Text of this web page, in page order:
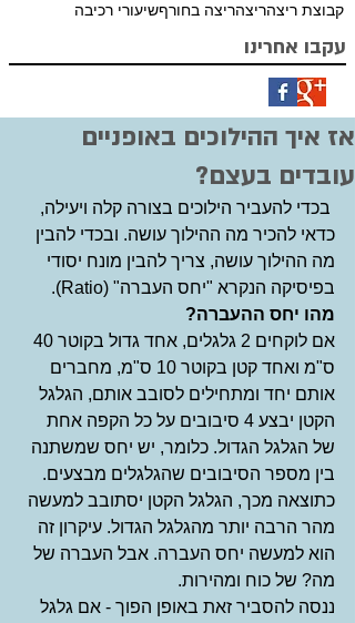
קבוצת ריצהריצהריצה בחורףשיעורי רכיבה
עקבו אחרינו
אז איך ההילוכים באופניים
עובדים בעצם?
בכדי להעביר הילוכים בצורה קלה ויעילה,
כדאי להכיר מה ההילוך עושה. ובכדי להבין
מה ההילוך עושה, צריך להבין מונח יסודי
בפיסיקה הנקרא "יחס העברה" (Ratio).
מהו יחס ההעברה?
ס"מ ואחד קטן בקוטר 10 ס"מ, מחברים
אותם יחד ומתחילים לסובב אותם, הגלגל
הקטן יבצע 4 סיבובים על כל הקפה אחת
של הגלגל הגדול. כלומר, יש יחס שמשתנה
בין מספר הסיבובים שהגלגלים מבצעים.
כתוצאה מכך, הגלגל הקטן יסתובב למעשה
מהר הרבה יותר מהגלגל הגדול. עיקרון זה
הוא למעשה יחס העברה. אבל העברה של
מה? של כוח ומהירות.
ננסה להסביר זאת באופן הפוך - אם גלגל